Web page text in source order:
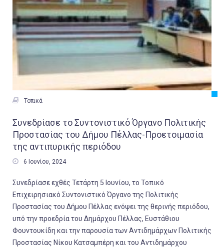
 Τοπικά
Συνεδρίασε το Συντονιστικό Όργανο Πολιτικής
Προστασίας του Δήμου Πέλλας-Προετοιμασία
της αντιπυρικής περιόδου
 6 Ιουνίου, 2024
Συνεδρίασε εχθές Τετάρτη 5 Ιουνίου, το Τοπικό
Επιχειρησιακό Συντονιστικό Όργανο της Πολιτικής
Προστασίας του Δήμου Πέλλας ενόψει της θερινής περιόδου,
υπό την προεδρία του Δημάρχου Πέλλας, Ευστάθιου
Φουντουκίδη και την παρουσία των Αντιδημάρχων Πολιτικής
Προστασίας Νίκου Κατσαμπέρη και του Αντιδημάρχου